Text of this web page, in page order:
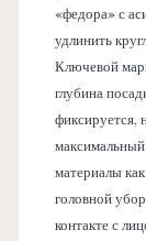
«федора» с
удлинить
Ключевой
глубина
фиксируется,
материалы
головной
контакте с